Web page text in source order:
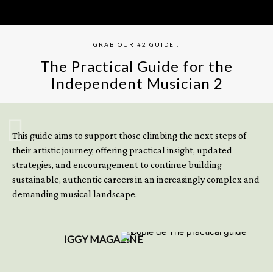
GRAB OUR #2 GUIDE :
The Practical Guide for the
Independent Musician 2
This guide aims to support those climbing the next steps of
their artistic journey, offering practical insight, updated
strategies, and encouragement to continue building
sustainable, authentic careers in an increasingly complex and
demanding musical landscape.
IGGY MAGAZINE